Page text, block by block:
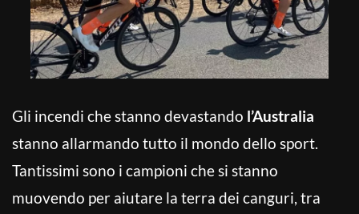
Gli incendi che stanno devastando l’Australia
stanno allarmando tutto il mondo dello sport.
Tantissimi sono i campioni che si stanno
muovendo per aiutare la terra dei canguri, tra